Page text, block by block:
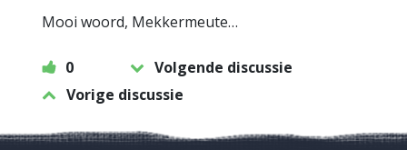
Mooi woord, Mekkermeute…
0
Volgende discussie
Vorige discussie